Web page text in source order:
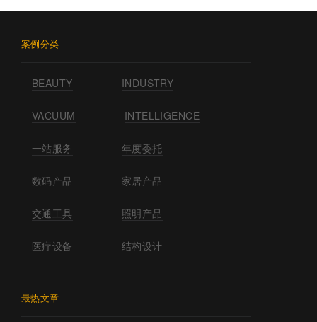
案例分类
BEAUTY INDUSTRY
VACUUM INTELLIGENCE
一站服务 年度委托
数码产品 家居产品
交通工具 照明产品
医疗设备 结构设计
最热文章